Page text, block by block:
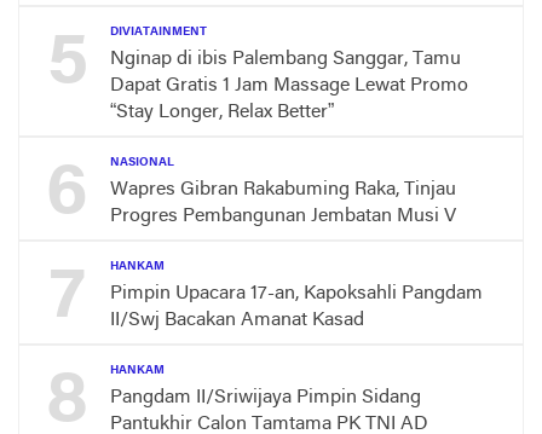
5 DIVIATAINMENT
Nginap di ibis Palembang Sanggar, Tamu
Dapat Gratis 1 Jam Massage Lewat Promo
“Stay Longer, Relax Better”
6 NASIONAL
Wapres Gibran Rakabuming Raka, Tinjau
Progres Pembangunan Jembatan Musi V
7 HANKAM
Pimpin Upacara 17-an, Kapoksahli Pangdam
II/Swj Bacakan Amanat Kasad
8 HANKAM
Pangdam II/Sriwijaya Pimpin Sidang
Pantukhir Calon Tamtama PK TNI AD